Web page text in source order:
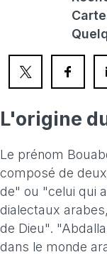
L'origine
Le prénom
composé de
de" ou "celui qui
dialectaux
de Dieu".
dans le monde